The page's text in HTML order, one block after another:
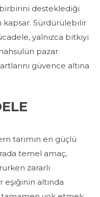
desteklediği
kapsar. Sürdürülebilir
yalnızca bitkiyi
pazar
güvence altına
tarımın en güçlü
temel amaç,
zararlı
altında